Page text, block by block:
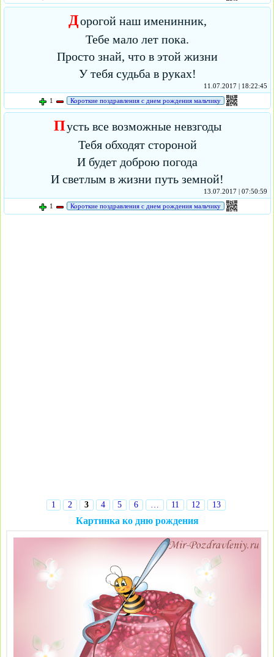
Дорогой наш именинник,
Тебе мало лет пока.
Просто знай, что в этой жизни
У тебя судьба в руках!
11.07.2017 | 18:22:45
1
Короткие поздравления с днем рождения мальчику
Пусть все возможные невзгоды
Тебя обходят стороной
И будет доброю погода
И светлым в жизни путь земной!
13.07.2017 | 07:50:59
1
Короткие поздравления с днем рождения мальчику
1 2 3 4 5 6 … 11 12 13
Картинка ко дню рождения